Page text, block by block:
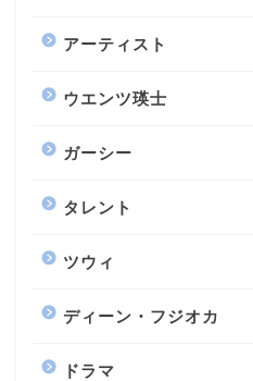
アーティスト
ウエンツ瑛士
ガーシー
タレント
ツウィ
ディーン・フジオカ
ドラマ